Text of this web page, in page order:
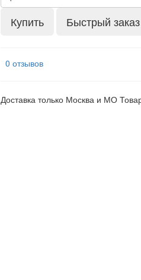
Купить Быстрый заказ
0 отзывов
Доставка только Москва и МО